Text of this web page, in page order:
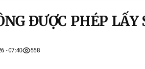
ĐƯỢC PHÉP
- 07:40 558